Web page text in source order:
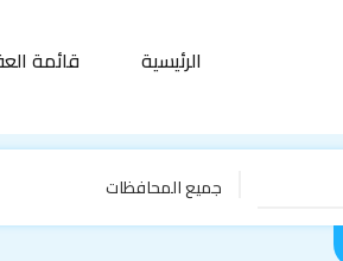
الرئيسية قائمة
جميع المحافظات